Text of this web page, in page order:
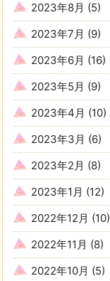
2023年8月 (5)
2023年7月 (9)
2023年6月 (16)
2023年5月 (9)
2023年4月 (10)
2023年3月 (6)
2023年2月 (8)
2023年1月 (12)
2022年12月 (10)
2022年11月 (8)
2022年10月 (5)